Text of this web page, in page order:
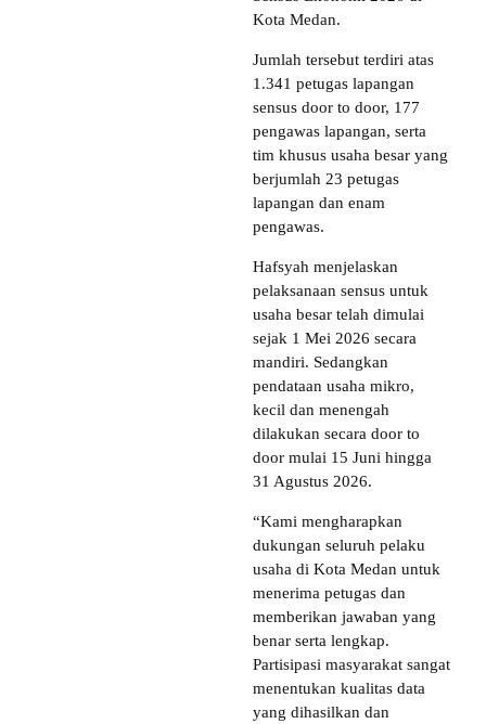
Kota Medan.
Jumlah tersebut terdiri atas
1.341 petugas lapangan
sensus door to door, 177
pengawas lapangan, serta
tim khusus usaha besar yang
berjumlah 23 petugas
lapangan dan enam
pengawas.
Hafsyah menjelaskan
pelaksanaan sensus untuk
usaha besar telah dimulai
sejak 1 Mei 2026 secara
mandiri. Sedangkan
pendataan usaha mikro,
kecil dan menengah
dilakukan secara door to
door mulai 15 Juni hingga
31 Agustus 2026.
“Kami mengharapkan
dukungan seluruh pelaku
usaha di Kota Medan untuk
menerima petugas dan
memberikan jawaban yang
benar serta lengkap.
Partisipasi masyarakat sangat
menentukan kualitas data
yang dihasilkan dan